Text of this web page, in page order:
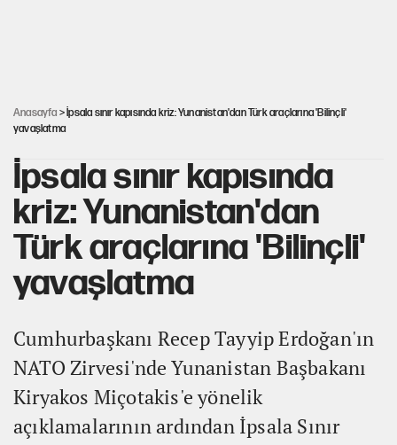
Anasayfa > İpsala sınır kapısında kriz: Yunanistan'dan Türk araçlarına 'Bilinçli'
yavaşlatma
İpsala sınır kapısında
kriz: Yunanistan'dan
Türk araçlarına 'Bilinçli'
yavaşlatma
Cumhurbaşkanı Recep Tayyip Erdoğan'ın
NATO Zirvesi'nde Yunanistan Başbakanı
Kiryakos Miçotakis'e yönelik
açıklamalarının ardından İpsala Sınır